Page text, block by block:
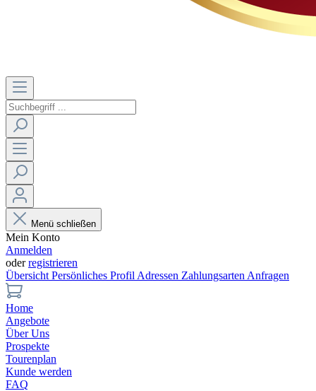
Menü schließen
Mein Konto
Anmelden
oderregistrieren
Übersicht Persönliches Profil Adressen Zahlungsarten Anfragen
Home
Angebote
Über Uns
Prospekte
Tourenplan
Kunde werden
FAQ